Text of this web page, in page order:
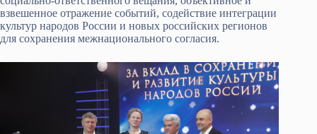
взвешенное отражение событий, содействие интеграции
культур народов России и новых российских регионов
для сохранения межнационального согласия.